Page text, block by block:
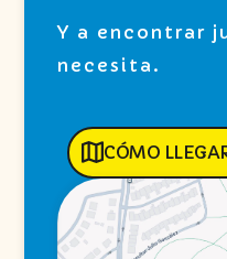
Y a encontrar
necesita.
CÓMO